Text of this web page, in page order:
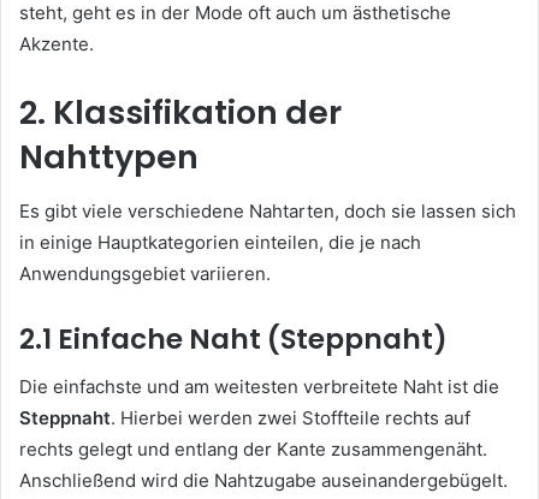
steht, geht es in der Mode oft auch um ästhetische
Akzente.
2. Klassifikation der
Nahttypen
Es gibt viele verschiedene Nahtarten, doch sie lassen sich
in einige Hauptkategorien einteilen, die je nach
Anwendungsgebiet variieren.
2.1 Einfache Naht (Steppnaht)
Die einfachste und am weitesten verbreitete Naht ist die
Steppnaht. Hierbei werden zwei Stoffteile rechts auf
rechts gelegt und entlang der Kante zusammengenäht.
Anschließend wird die Nahtzugabe auseinandergebügelt.